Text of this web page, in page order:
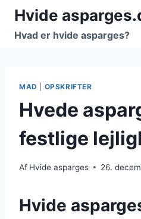
Fortsæt
indhold
Hvide
Hvad er hvide asparges?
MAD OPSKRIFTER
Hvede
festlige
Af Hvide asparges 26.
Hvide